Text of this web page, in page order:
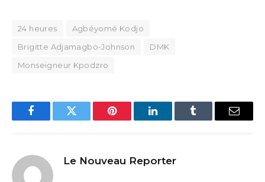
24 heures
Agbéyomé Kodjo
Brigitte Adjamagbo-Johnson
DMK
Monseigneur Kpodzro
FacebookTwitter Pinterest LinkedInTumblr Email
Le Nouveau Reporter